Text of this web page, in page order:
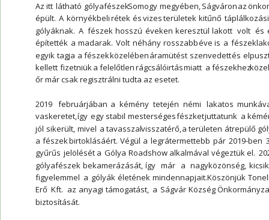
Az itt látható gólyafészek Somogy megyében, Ságváron az
épült. A környékbeli rétek és vizes területek kitűnő
gólyáknak. A fészek hosszú éveken keresztül lakott volt és
építették a madarak. Volt néhány rosszabb éve is a
egyik tagja a fészek közelében áramütést szenvedett és
kellett fizetniük a felelőtlen rágcsálóirtás miatt a fészekhez
őr már csak regisztrálni tudta az esetet.
2019 februárjában a kémény tetején némi lakatos
vaskeretet, így egy stabil mesterséges fészket juttatunk a
jól sikerült, mivel a tavasszal visszatérő, a területen átrepülő
a fészek birtoklásáért. Végül a legrátermettebb pár 2019-ben
gyűrűs jelölését a Gólya Roadshow alkalmával végeztük el.
gólyafészek bekamerázását, így már a nagyközönség,
figyelemmel a gólyák életének mindennapjait.Köszönjük
Erő Kft. az anyagi támogatást, a Ságvár Község
biztosítását.